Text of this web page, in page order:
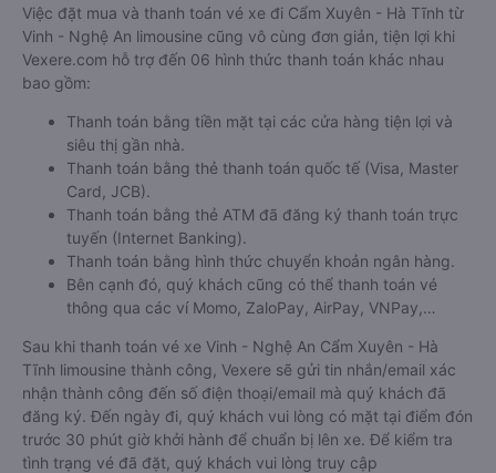
Việc đặt mua và thanh toán vé xe đi Cẩm Xuyên - Hà Tĩnh từ
Vinh - Nghệ An limousine cũng vô cùng đơn giản, tiện lợi khi
Vexere.com hỗ trợ đến 06 hình thức thanh toán khác nhau
bao gồm:
Thanh toán bằng tiền mặt tại các cửa hàng tiện lợi và
siêu thị gần nhà.
Thanh toán bằng thẻ thanh toán quốc tế (Visa, Master
Card, JCB).
Thanh toán bằng thẻ ATM đã đăng ký thanh toán trực
tuyến (Internet Banking).
Thanh toán bằng hình thức chuyển khoản ngân hàng.
Bên cạnh đó, quý khách cũng có thể thanh toán vé
thông qua các ví Momo, ZaloPay, AirPay, VNPay,…
Sau khi thanh toán vé xe Vinh - Nghệ An Cẩm Xuyên - Hà
Tĩnh limousine thành công, Vexere sẽ gửi tin nhắn/email xác
nhận thành công đến số điện thoại/email mà quý khách đã
đăng ký. Đến ngày đi, quý khách vui lòng có mặt tại điểm đón
trước 30 phút giờ khởi hành để chuẩn bị lên xe. Để kiểm tra
tình trạng vé đã đặt, quý khách vui lòng truy cập